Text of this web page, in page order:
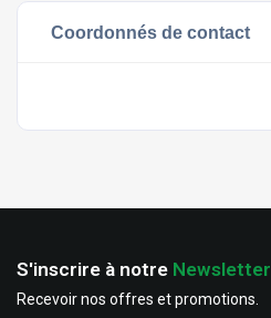
Coordonnés de contact
S'inscrire à notre Newsletter
Recevoir nos offres et promotions.